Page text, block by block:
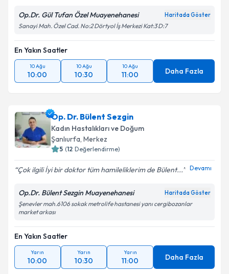
Op.Dr. Gül Tufan Özel Muayenehanesi Haritada Göster
Sanayi Mah. Özel Cad. No:2 Dörtyol İş Merkezi Kat:3 D:7
En Yakın Saatler
10 Ağu
10:00
10 Ağu
10:30
10 Ağu
11:00 Daha Fazla
Op. Dr. Bülent Sezgin
Kadın Hastalıkları ve Doğum
Şanlıurfa, Merkez
5 (12 Değerlendirme)
Çok ilgili İyi bir doktor tüm hamileliklerim de Bülent... Devamı
Op.Dr. Bülent Sezgin Muayenehanesi Haritada Göster
Şenevler mah.6106 sokak metrolife hastanesi yanı cergibozanlar
market arkası
En Yakın Saatler
Yarın
10:00
Yarın
10:30
Yarın
11:00 Daha Fazla